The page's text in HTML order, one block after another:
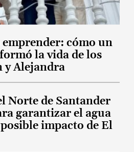
cómo un
la vida de los
y Alejandra
Norte de Santander
garantizar el agua
impacto de El